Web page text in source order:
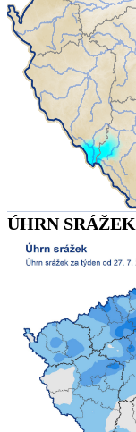
ÚHRN SRÁŽEK